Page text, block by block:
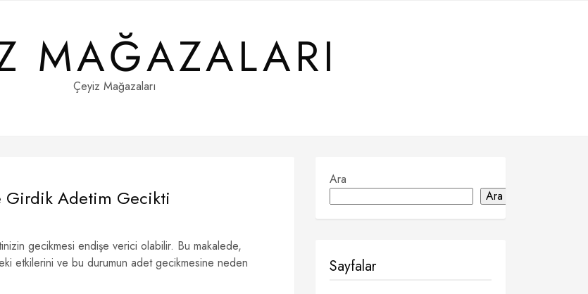
MAĞAZALARI
Çeyiz Mağazaları
Girdik Adetim Gecikti
gecikmesi endişe verici olabilir. Bu makalede,
etkilerini ve bu durumun adet gecikmesine neden
Ara
Ara
Sayfalar